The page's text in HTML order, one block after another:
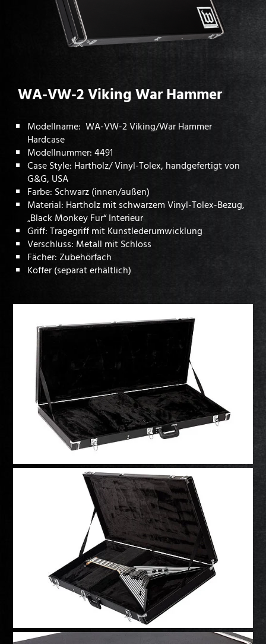
WA-VW-2 Viking War Hammer
Modellname: WA-VW-2 Viking/War Hammer
Hardcase
Modellnummer: 4491
Case Style: Hartholz/ Vinyl-Tolex, handgefertigt von
G&G, USA
Farbe: Schwarz (innen/außen)
Material: Hartholz mit schwarzem Vinyl-Tolex-Bezug,
„Black Monkey Fur“ Interieur
Griff: Tragegriff mit Kunstlederumwicklung
Verschluss: Metall mit Schloss
Fächer: Zubehörfach
Koffer (separat erhältlich)